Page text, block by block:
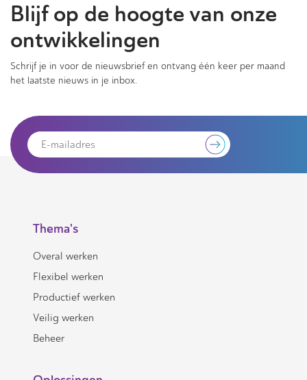
Blijf op de hoogte van onze
ontwikkelingen
Schrijf je in voor de nieuwsbrief en ontvang één keer per maand
het laatste nieuws in je inbox.
Thema's
Overal werken
Flexibel werken
Productief werken
Veilig werken
Beheer